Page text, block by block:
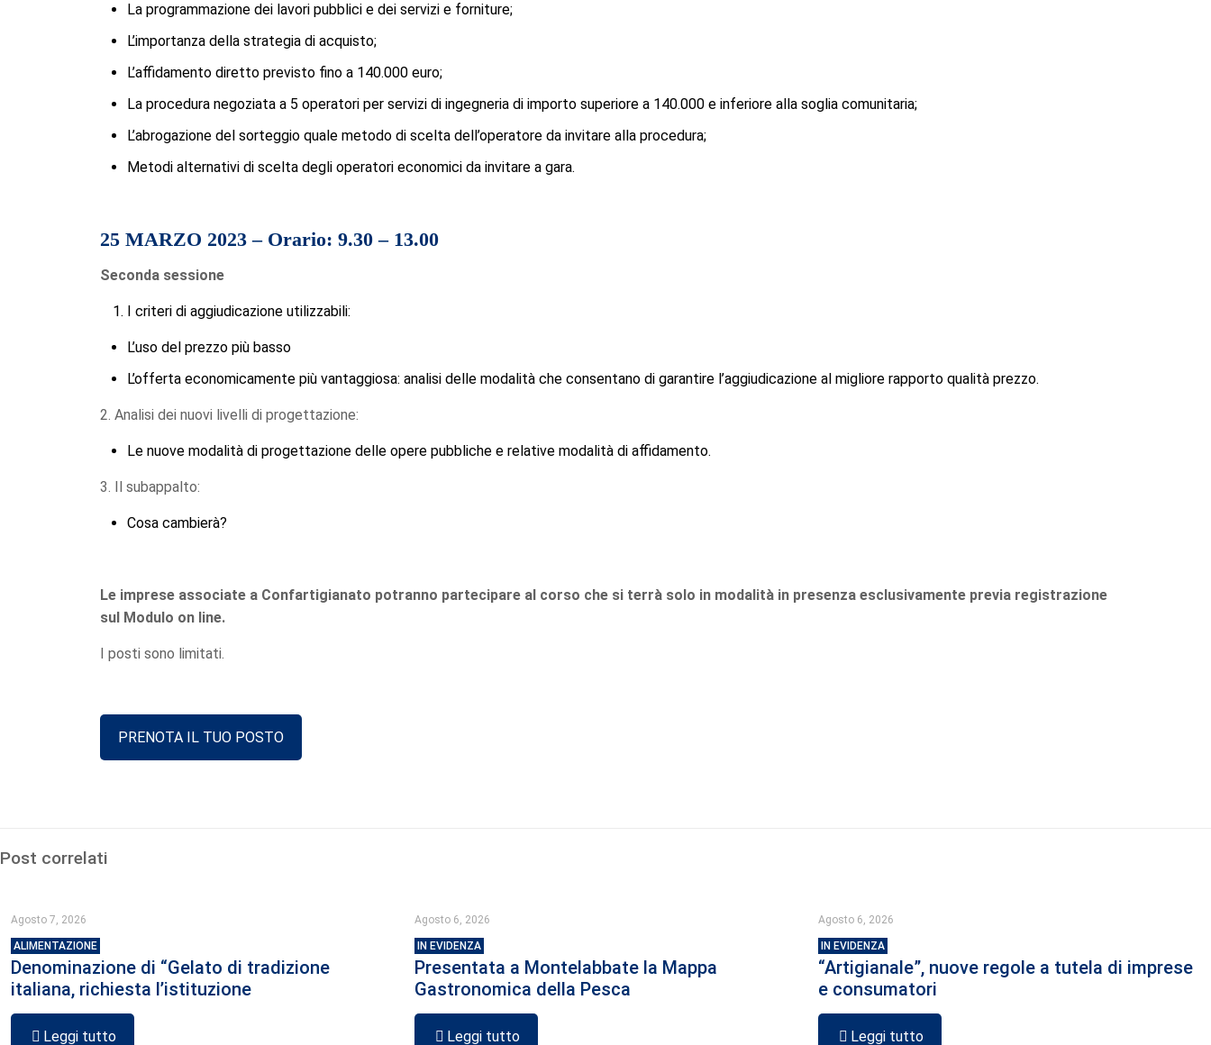
La programmazione dei lavori pubblici e dei servizi e forniture;
L’importanza della strategia di acquisto;
L’affidamento diretto previsto fino a 140.000 euro;
La procedura negoziata a 5 operatori per servizi di ingegneria di importo superiore a 140.000 e inferiore alla soglia comunitaria;
L’abrogazione del sorteggio quale metodo di scelta dell’operatore da invitare alla procedura;
Metodi alternativi di scelta degli operatori economici da invitare a gara.
25 MARZO 2023 – Orario: 9.30 – 13.00
Seconda sessione
I criteri di aggiudicazione utilizzabili:
L’uso del prezzo più basso
L’offerta economicamente più vantaggiosa: analisi delle modalità che consentano di garantire l’aggiudicazione al migliore rapporto qualità prezzo.
2. Analisi dei nuovi livelli di progettazione:
Le nuove modalità di progettazione delle opere pubbliche e relative modalità di affidamento.
3. Il subappalto:
Cosa cambierà?
Le imprese associate a Confartigianato potranno partecipare al corso che si terrà solo in modalità in presenza esclusivamente previa registrazione
sul Modulo on line.
I posti sono limitati.
PRENOTA IL TUO POSTO
Post correlati
Agosto 7, 2026
ALIMENTAZIONE
Denominazione di “Gelato di tradizione
italiana, richiesta l’istituzione
Leggi tutto
Agosto 6, 2026
IN EVIDENZA
Presentata a Montelabbate la Mappa
Gastronomica della Pesca
Leggi tutto
Agosto 6, 2026
IN EVIDENZA
“Artigianale”, nuove regole a tutela di imprese
e consumatori
Leggi tutto